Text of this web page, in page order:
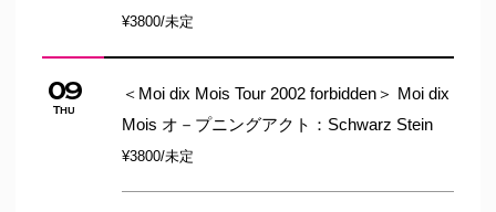
¥3800/未定
09
Thu
＜Moi dix Mois Tour 2002 forbidden＞ Moi dix
Mois オ－プニングアクト：Schwarz Stein
¥3800/未定